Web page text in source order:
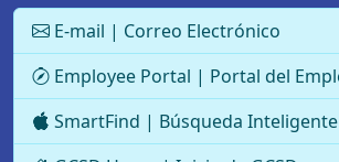
E-mail | Correo Electrónico
Employee Portal | Portal del
SmartFind | Búsqueda Inteligente